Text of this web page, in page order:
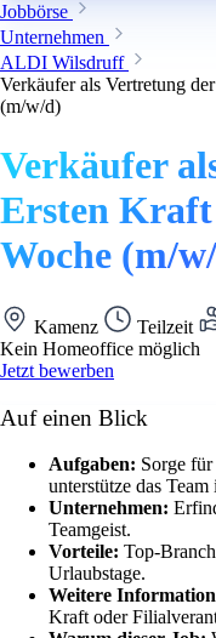
Jobbörse
Unternehmen
ALDI Wilsdruff
Verkäufer als Vertretung
(m/w/d)
Verkäufer
Ersten Kraft
Woche (m/
Kamenz Teilzeit
Kein Homeoffice möglich
Jetzt bewerben
Auf einen Blick
Aufgaben: Sorge
unterstütze das
Unternehmen:
Teamgeist.
Vorteile: Top-
Urlaubstage.
Weitere
Kraft oder